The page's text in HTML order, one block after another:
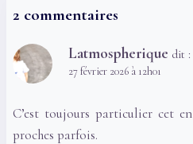
2 commentaires
Latmospherique dit :
27 février 2026 à 12h01
C’est toujours particulier cet
proches parfois.